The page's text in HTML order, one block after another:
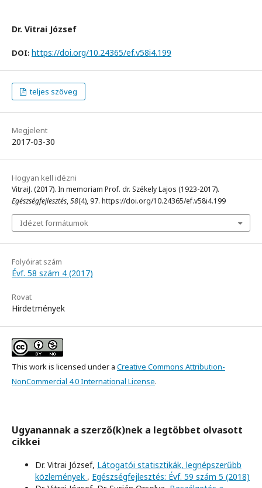
Dr. Vitrai József
DOI: https://doi.org/10.24365/ef.v58i4.199
teljes szöveg
Megjelent
2017-03-30
Hogyan kell idézni
VitraiJ. (2017). In memoriam Prof. dr. Székely Lajos (1923-2017).
Egészségfejlesztés,58(4), 97. https://doi.org/10.24365/ef.v58i4.199
Idézet formátumok
Folyóirat szám
Évf. 58 szám 4 (2017)
Rovat
Hirdetmények
This work is licensed under a Creative Commons Attribution-
NonCommercial 4.0 International License.
Ugyanannak a szerző(k)nek a legtöbbet olvasott
cikkei
Dr. Vitrai József, Látogatói statisztikák, legnépszerűbb
közlemények , Egészségfejlesztés: Évf. 59 szám 5 (2018)